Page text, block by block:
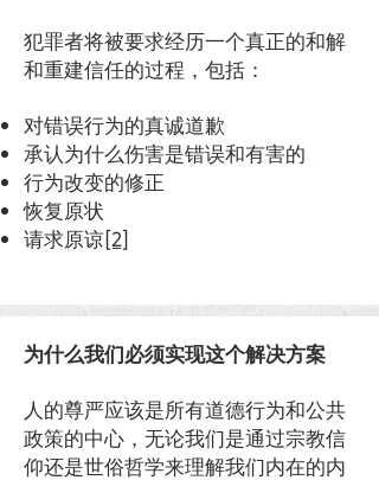
犯罪者将被要求经历一个真正的和解
和重建信任的过程，包括：
对错误行为的真诚道歉
承认为什么伤害是错误和有害的
行为改变的修正
恢复原状
请求原谅[2]
为什么我们必须实现这个解决方案
人的尊严应该是所有道德行为和公共
政策的中心，无论我们是通过宗教信
仰还是世俗哲学来理解我们内在的内